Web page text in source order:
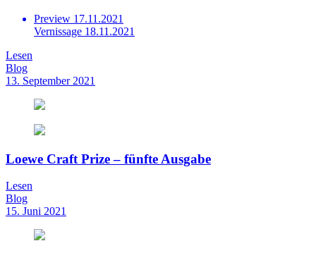
Preview 17.11.2021
Vernissage 18.11.2021
Lesen
Blog
13. September 2021
Loewe Craft Prize – fünfte Ausgabe
Lesen
Blog
15. Juni 2021